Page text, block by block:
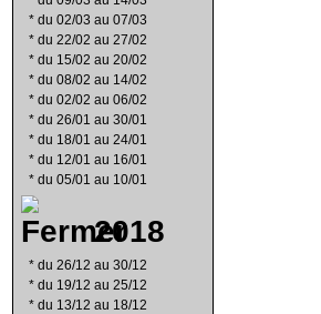
* du 02/03 au 07/03
* du 22/02 au 27/02
* du 15/02 au 20/02
* du 08/02 au 14/02
* du 02/02 au 06/02
* du 26/01 au 30/01
* du 18/01 au 24/01
* du 12/01 au 16/01
* du 05/01 au 10/01
2018
* du 26/12 au 30/12
* du 19/12 au 25/12
* du 13/12 au 18/12